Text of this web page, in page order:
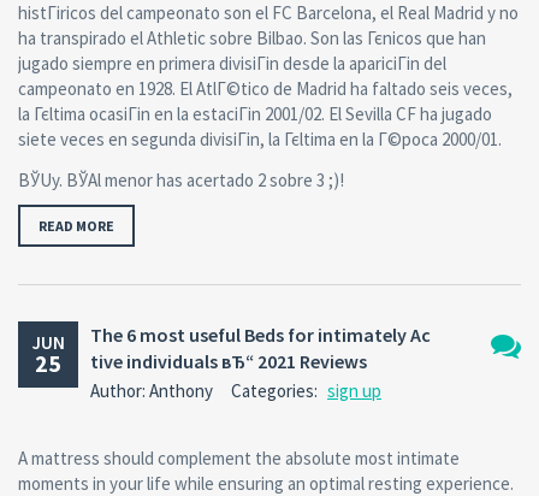
histГіricos del campeonato son el FC Barcelona, el Real Madrid y no
ha transpirado el Athletic sobre Bilbao. Son las Гєnicos que han
jugado siempre en primera divisiГіn desde la apariciГіn del
campeonato en 1928. El AtlГ©tico de Madrid ha faltado seis veces,
la Гєltima ocasiГіn en la estaciГіn 2001/02. El Sevilla CF ha jugado
siete veces en segunda divisiГіn, la Гєltima en la Г©poca 2000/01.
ВЎUy. ВЎAl menor has acertado 2 sobre 3 ;)!
READ MORE
JUN
25
The 6 most useful Beds for intimately Ac
tive individuals вЂ“ 2021 Reviews
Author: Anthony Categories: sign up
A mattress should complement the absolute most intimate
moments in your life while ensuring an optimal resting experience.